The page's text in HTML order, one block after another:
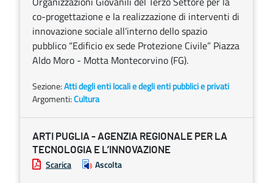
co-progettazione e la realizzazione di interventi di
innovazione sociale all’interno dello spazio
pubblico “Edificio ex sede Protezione Civile” Piazza
Aldo Moro - Motta Montecorvino (FG).
Sezione:Atti degli enti locali e degli enti pubblici e privati
Argomenti:Cultura
ARTI PUGLIA - AGENZIA REGIONALE PER LA
TECNOLOGIA E L’INNOVAZIONE
Scarica Ascolta